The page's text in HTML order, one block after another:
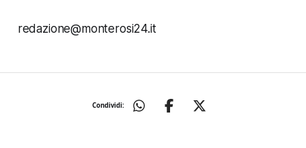
redazione@monterosi24.it
Condividi: